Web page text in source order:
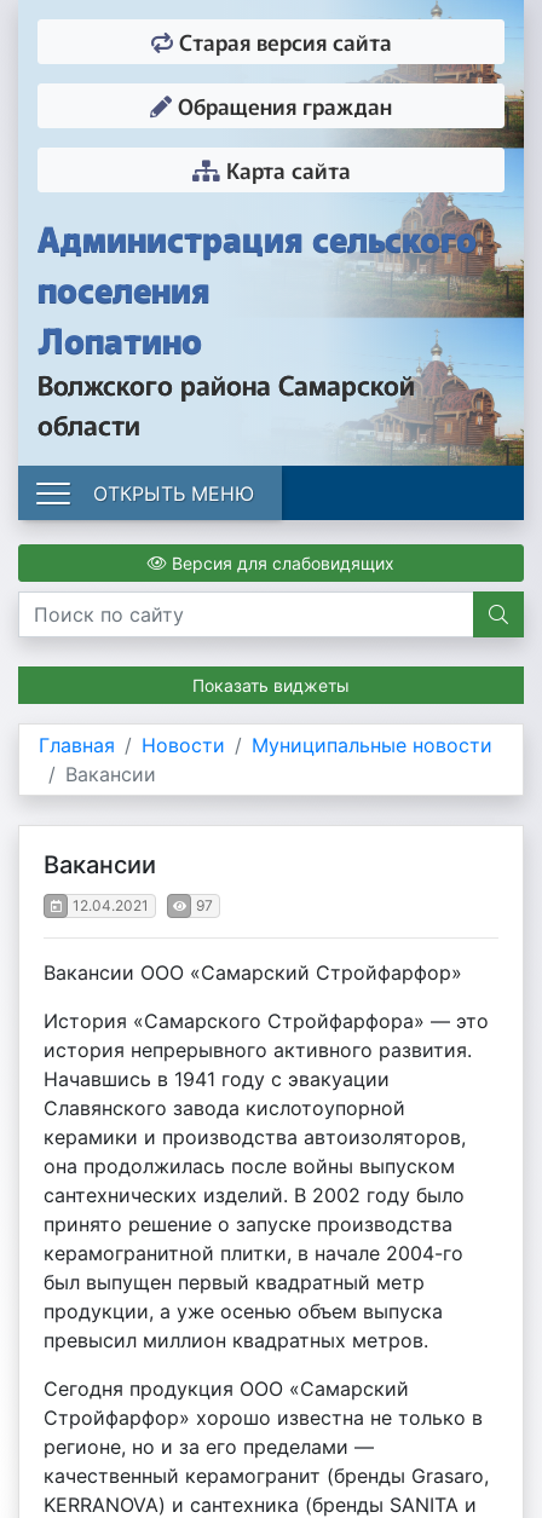
Администрация сельского
поселения
Лопатино
Волжского района Самарской
области
Старая версия сайта
Обращения граждан
Карта сайта
ОТКРЫТЬ МЕНЮ
Версия для слабовидящих
Показать виджеты
Главная Новости
Муниципальные новости
Вакансии
Вакансии
12.04.2021 97
Вакансии ООО «Самарский Стройфарфор»
История «Самарского Стройфарфора» — это
история непрерывного активного развития.
Начавшись в 1941 году с эвакуации
Славянского завода кислотоупорной
керамики и производства автоизоляторов,
она продолжилась после войны выпуском
сантехнических изделий. В 2002 году было
принято решение о запуске производства
керамогранитной плитки, в начале 2004-го
был выпущен первый квадратный метр
продукции, а уже осенью объем выпуска
превысил миллион квадратных метров.
Сегодня продукция ООО «Самарский
Стройфарфор» хорошо известна не только в
регионе, но и за его пределами —
качественный керамогранит (бренды Grasaro,
KERRANOVA) и сантехника (бренды SANITA и